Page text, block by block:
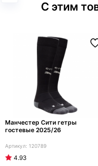
С этим
Манчестер Сити гетры
гостевые 2025/26
120789
4.93